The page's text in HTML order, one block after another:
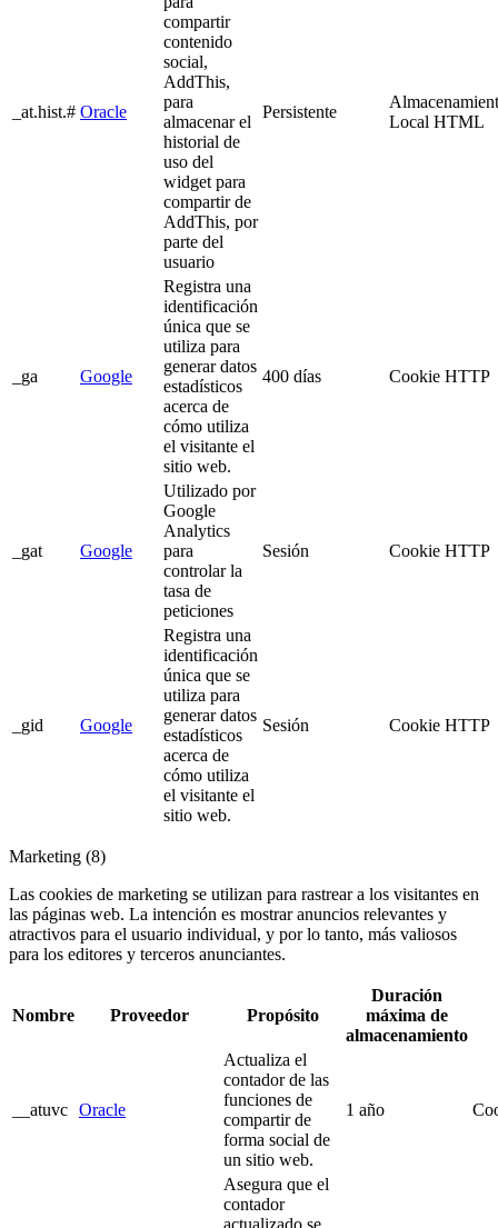
_at.hist.# Oracle
compartir
contenido
social,
AddThis,
para
almacenar el
historial de
uso del
widget para
compartir de
AddThis, por
parte del
usuario
Persistente
Local HTML
_ga Google
Registra una
identificación
única que se
utiliza para
generar datos
estadísticos
acerca de
cómo utiliza
el visitante el
sitio web.
400 días Cookie HTTP
_gat Google
Utilizado por
Google
Analytics
para
controlar la
tasa de
peticiones
Sesión Cookie HTTP
_gid Google
Registra una
identificación
única que se
utiliza para
generar datos
estadísticos
acerca de
cómo utiliza
el visitante el
sitio web.
Sesión Cookie HTTP
Marketing (8)
Las cookies de marketing se utilizan para rastrear a los visitantes en
las páginas web. La intención es mostrar anuncios relevantes y
atractivos para el usuario individual, y por lo tanto, más valiosos
para los editores y terceros anunciantes.
Nombre Proveedor Propósito
Duración
máxima de
almacenamiento
__atuvc Oracle
Actualiza el
contador de las
funciones de
compartir de
forma social de
un sitio web.
1 año
Asegura que el
contador